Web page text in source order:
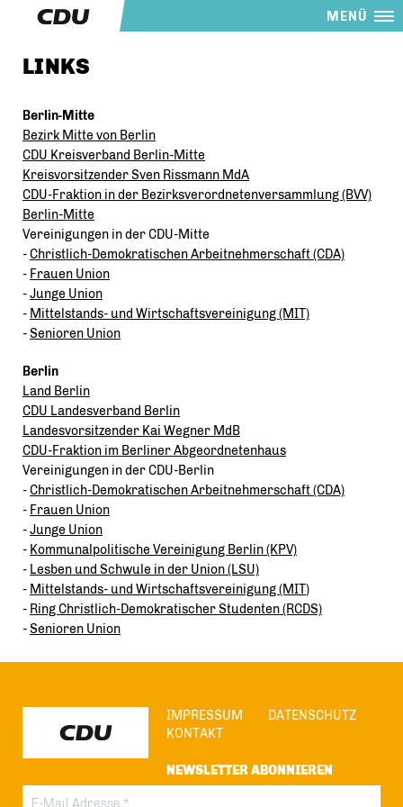
MENÜ
LINKS
Berlin-Mitte
Bezirk Mitte von Berlin
CDU Kreisverband Berlin-Mitte
Kreisvorsitzender Sven Rissmann MdA
CDU-Fraktion in der Bezirksverordnetenversammlung (BVV)
Berlin-Mitte
Vereinigungen in der CDU-Mitte
-Christlich-Demokratischen Arbeitnehmerschaft (CDA)
- Frauen Union
-Junge Union
- Mittelstands- und Wirtschaftsvereinigung (MIT)
-Senioren Union
Berlin
Land Berlin
CDU Landesverband Berlin
Landesvorsitzender Kai Wegner MdB
CDU-Fraktion im Berliner Abgeordnetenhaus
Vereinigungen in der CDU-Berlin
-Christlich-Demokratischen Arbeitnehmerschaft (CDA)
- Frauen Union
-Junge Union
- Kommunalpolitische Vereinigung Berlin (KPV)
- Lesben und Schwule in der Union (LSU)
- Mittelstands- und Wirtschaftsvereinigung (MIT)
- Ring Christlich-Demokratischer Studenten (RCDS)
-Senioren Union
IMPRESSUM
DATENSCHUTZ
KONTAKT
NEWSLETTER ABONNIEREN